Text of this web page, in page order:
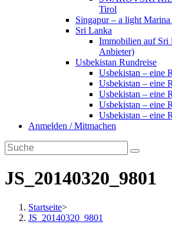
Tirol
Singapur – a light
Sri Lanka
Immobilien auf Sri
Anbieter)
Usbekistan Rundreise
Usbekistan – eine
Usbekistan – eine
Usbekistan – eine
Usbekistan – eine
Usbekistan – eine
Anmelden / Mitmachen
JS_20140320_9801
Startseite>
JS_20140320_9801